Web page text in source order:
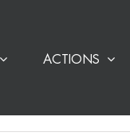
ACTIONS